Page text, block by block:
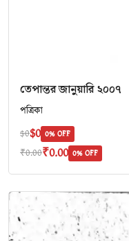
তেপান্তর জানুয়ারি ২০০৭
পত্রিকা
$0$0 0% OFF
₹0.00₹0.00 0% OFF